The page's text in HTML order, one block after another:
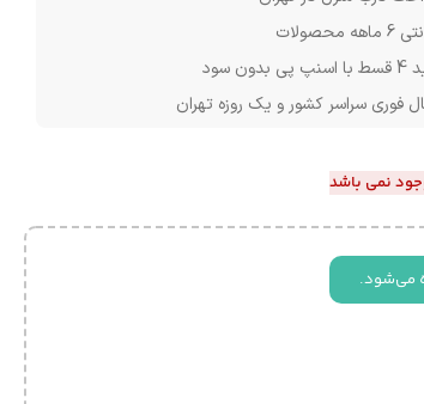
محصولات
بدون سود
فوری سراسر کشور و یک روزه تهران
نمی باشد
می‌شود.